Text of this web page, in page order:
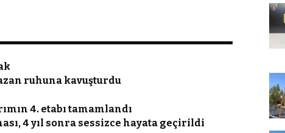
ruhuna kavuşturdu
4. etabı tamamlandı
4 yıl sonra sessizce hayata geçirildi